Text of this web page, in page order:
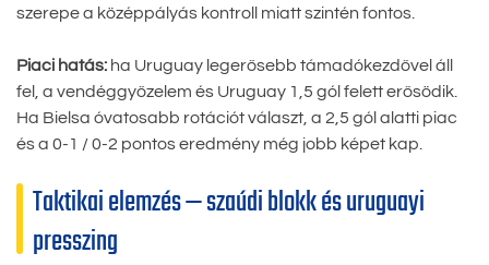
szerepe a középpályás kontroll miatt szintén fontos.
Piaci hatás: ha Uruguay legerősebb támadókezdővel áll
fel, a vendéggyőzelem és Uruguay 1,5 gól felett erősödik.
Ha Bielsa óvatosabb rotációt választ, a 2,5 gól alatti piac
és a 0-1 / 0-2 pontos eredmény még jobb képet kap.
Taktikai elemzés — szaúdi blokk és uruguayi
presszing